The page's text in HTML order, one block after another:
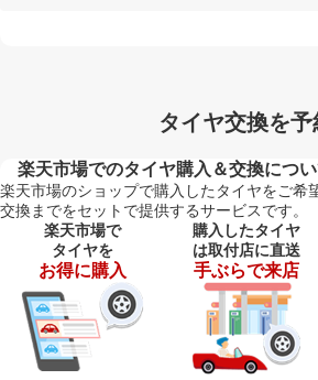
タイヤ交換を予
楽天市場でのタイヤ購入＆交換につ
楽天市場のショップで購入したタイヤをご希
交換までをセットで提供するサービスです。
楽天市場で
タイヤを
お得に購入
購入したタイヤ
は取付店に直送
手ぶらで来店